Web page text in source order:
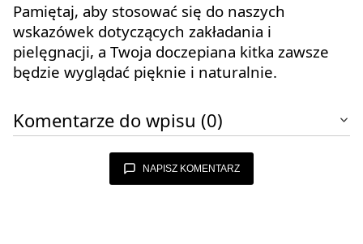
Pamiętaj, aby stosować się do naszych
wskazówek dotyczących zakładania i
pielęgnacji, a Twoja doczepiana kitka zawsze
będzie wyglądać pięknie i naturalnie.
Komentarze do wpisu (0)
NAPISZ KOMENTARZ